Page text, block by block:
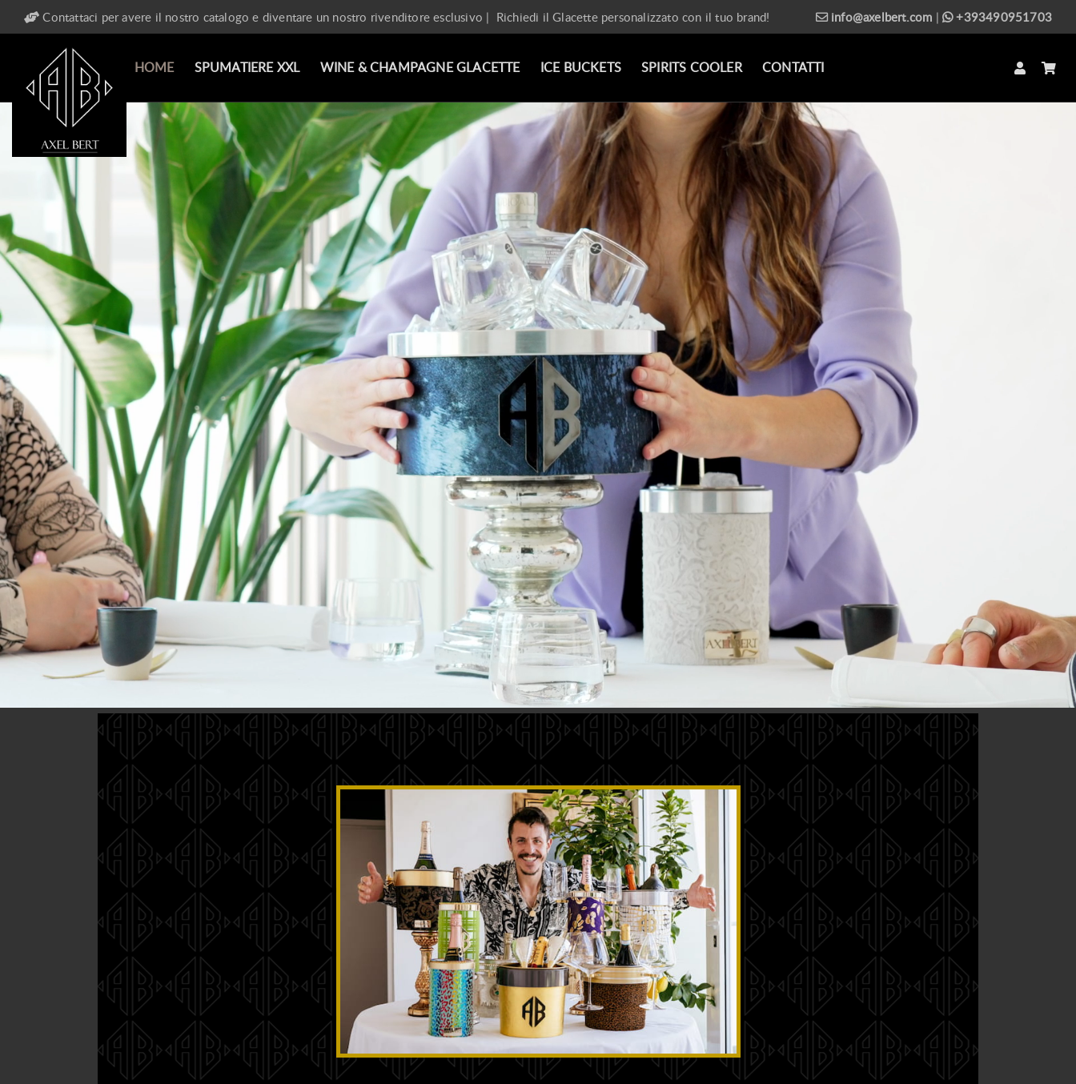
Contattaci per avere il nostro catalogo e diventare un nostro rivenditore esclusivo | Richiedi il Glacette personalizzato con il tuo brand! info@axelbert.com | +393490951703
HOME SPUMATIERE XXL WINE & CHAMPAGNE GLACETTE ICE BUCKETS SPIRITS COOLER CONTATTI